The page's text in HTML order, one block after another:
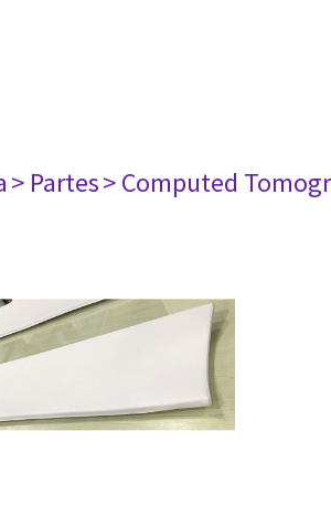
> Partes> Computed